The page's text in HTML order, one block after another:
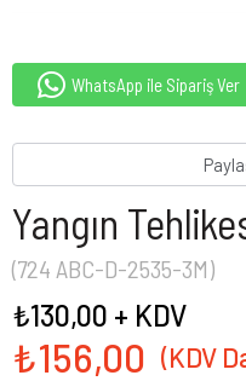
WhatsApp ile Sipariş Ver
Yangın
(724 ABC-D-2535-3M)
₺156,00
₺130,00 + KDV